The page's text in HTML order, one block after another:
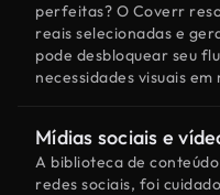
perfeitas? O Coverr
reais selecionadas e
pode desbloquear seu
necessidades visuais em
Mídias sociais e
A biblioteca de
redes sociais, foi